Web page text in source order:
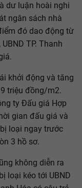
dư luận hoài nghi
ngân sách nhà
đó dao động từ
TP. Thanh
khởi động và tăng
triệu đồng/m2.
ty Đấu giá Hợp
gian đấu giá và
loại ngay trước
3 hồ sơ.
không diễn ra
loại kéo tới UBND